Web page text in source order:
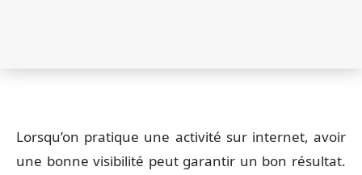
Lorsqu’on pratique une activité sur internet, avoir
une bonne visibilité peut garantir un bon résultat.